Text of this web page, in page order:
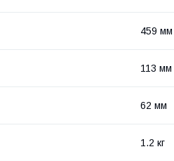
459 мм
113 мм
62 мм
1.2 кг